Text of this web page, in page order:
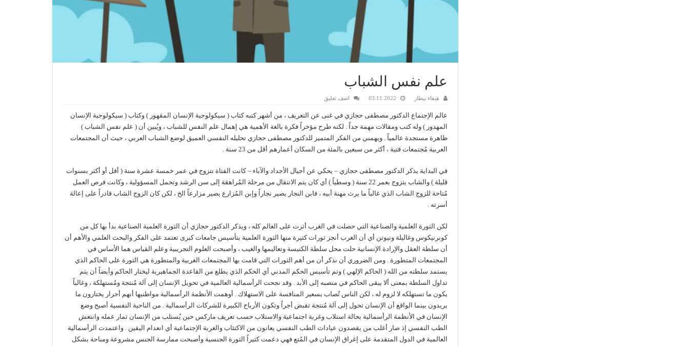
علم نفس الشباب
هيفاء بيطار 03.11.2022 اضف تعليق
عالم الإجتماع الدكتور مصطفى حجازي في غنى عن التعريف ، من أشهر كتبه كتاب ( سيكولوجية الإنسان المقهور ) وكتاب ( سيكولوجية الإنسان
المهدور ) وله كتب ومقالات مهمة جداً . لكنه طرح مؤخراً فكرة بالغة الأهمية هي إهمال علم النفس للشباب ، ويُبين أن ( علم نفس الشباب )
ظاهرة مستجدة عالمياً . ويهمني من الفكر المتميز للدكتور مصطفى حجازي تحليله النفسي العميق لوضع الشباب العربي ، حيث أن المجتمعات
العربية مُجتمعات فتية ، أكثر من سبعين بالمئة من السكان أعمارهم أقل من 23 سنة .
في البداية يذكر الدكتور مصطفى حجازي – يحكي عن أجيال الأجداد والآباء – كانت الفتاة تتزوج في عمر خمسة عشرة سنة ( أقل أو أكثر بسنوات
قليلة ) والشاب يتزوج بعمر 22 سنة ( وسطياً ) أي كان يتم الانتقال من مرحلة المُراهقة إلى سن الرشد وتحمل المسؤولية ، وكانت فرص العمل
مُتاحة للزوج الشاب الذي غالباً ما يرث مهنة أبيه ، فابن النجار يصير نجاراً وإبن المُزارع يصير مزارعاً الخ ، لكن كان الزوج الشاب قادراً على إعالة
أسرته .
لكن الثورة العلمية والصناعية التي حصلت في الغرب أثرت على العالم كله ، ويذكر الدكتور حجازي أن الثورة العلمية الصناعية بدأ بها كل من
كوبرنيكوس وغاليلة ونيوتن أي أن الغرب أنجز ثورات كثيرة منها الثورة العلمية بتأسيس جامعات كبرى تعتمد على الفكر والبحث العلمي والأهم أن
أن سلطة العقل والإرادة الإنسانية حلت محل سلطة الكنيسة وتعاليمها والغيب ، وأصبحت العلوم التجريبية وعلم القياس هما الأساس في
المجتمعات المتطورة . ومن الضروري أن نذكر أن من أهم الثورات التي قامت بها المجتمعات الغربية والمتطورة هي الثورة على الحاكم الذي
يستمد سلطته من الله ( الحاكم الإلهي ) وتم تأسيس الحكم المدني أي الحكم الذي يطلع من القاعدة الجماهيرية ليختار الحاكم وأيضاً أن يتم
تداول السلطة بمعنى ألا يبقى الحاكم في منصبه إلى الأبد . وقد نجحت الرأسمالية العالمية في تحويل الإنسان إلى آلة مُنتجة ومُستهلكة ، وغالباً
يكون ما تستهلكه لا لزوم له ، لكن الناس تُصاب بسعير المنافسة على الاستهلاك . أوهمت الأنظمة الرأسمالية مواطنيها أنهم أحرار يختارون ما
يريدون بينما الواقع أن الإنسان تحول إلى آلة مُنتجة تقبض أجراً وتكون الأرباح الكبيرة للشركات الرأسمالية . من الناحية النفسية أصبح وضع
الإنسان في الأنظمة الرأسمالية بحالة استلاب وغربة اجتماعية والاستلاب حسب تعريف ماركس حين يُستلب من الإنسان ثمار عمله وانتعش
الطب النفسي إذ صار أغلب من يقصدون عيادات الطب النفسي يعانون من الاكتئاب والغربة الإجتماعية أي انعدام اليقين . واعتمدت الرأسمالية
العالمية في الدول المتقدمة على إغراق الإنسان في المُتع فهي دعمت كثيراً الثورة الجنسية وأصبحت ممارسة الجنس مشروعة ومباحة بشكل